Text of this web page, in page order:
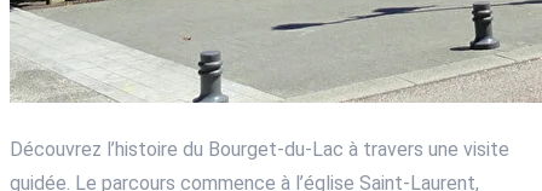
Découvrez l’histoire du Bourget-du-Lac à travers une visite
guidée. Le parcours commence à l’église Saint-Laurent,